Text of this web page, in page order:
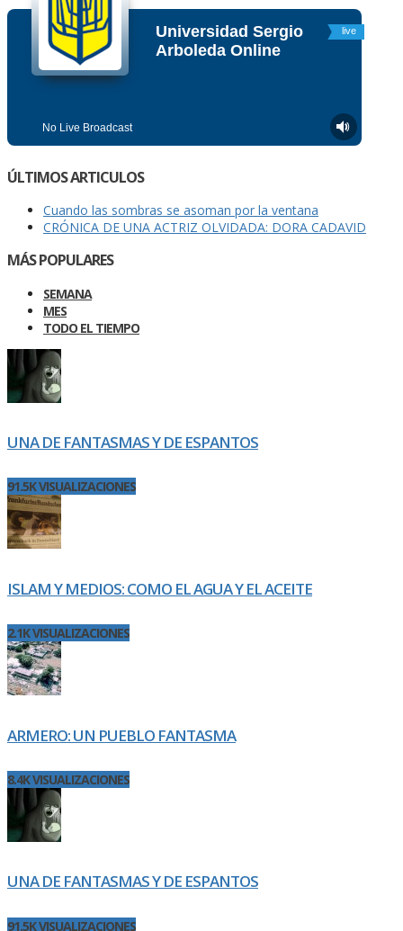
ÚLTIMOS ARTICULOS
Cuando las sombras se asoman por la ventana
CRÓNICA DE UNA ACTRIZ OLVIDADA: DORA CADAVID
MÁS POPULARES
SEMANA
MES
TODO EL TIEMPO
UNA DE FANTASMAS Y DE ESPANTOS
91.5K VISUALIZACIONES
ISLAM Y MEDIOS: COMO EL AGUA Y EL ACEITE
2.1K VISUALIZACIONES
ARMERO: UN PUEBLO FANTASMA
8.4K VISUALIZACIONES
UNA DE FANTASMAS Y DE ESPANTOS
91.5K VISUALIZACIONES